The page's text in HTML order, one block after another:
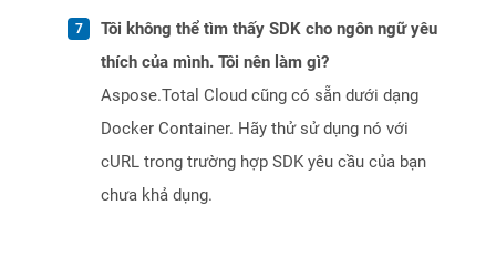
Tôi không thể tìm thấy SDK cho ngôn ngữ yêu
thích của mình. Tôi nên làm gì?
Aspose.Total Cloud cũng có sẵn dưới dạng
Docker Container. Hãy thử sử dụng nó với
cURL trong trường hợp SDK yêu cầu của bạn
chưa khả dụng.